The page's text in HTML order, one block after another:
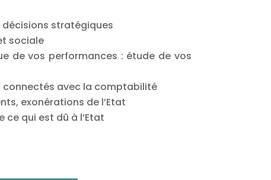
stratégiques
sociale
de vos performances : étude de vos
connectés avec la comptabilité
exonérations de l’Etat
ce qui est dû à l’Etat